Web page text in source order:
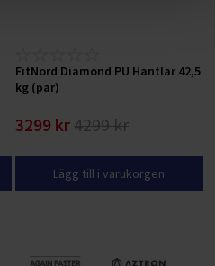
FitNord Diamond PU Hantlar 42,5
kg (par)
3299 kr4299 kr
Lägg till i varukorgen